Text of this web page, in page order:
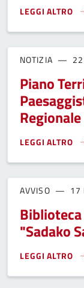
LEGGI ALTRO
AVVISO
NOTIZIA
Piano
Regionale
LEGGI ALTRO
PIANO
AVVISO 17
"Sadako
LEGGI ALTRO
BIBLIOTECA